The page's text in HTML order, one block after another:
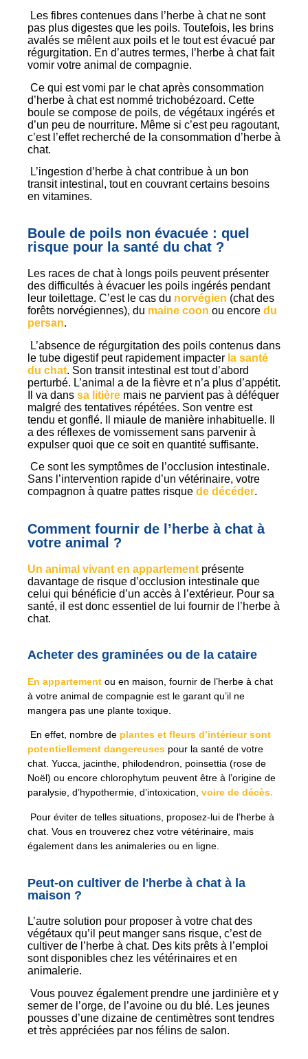
Les fibres contenues dans l’herbe à chat ne sont
pas plus digestes que les poils. Toutefois, les brins
avalés se mêlent aux poils et le tout est évacué par
régurgitation. En d’autres termes, l’herbe à chat fait
vomir votre animal de compagnie.
Ce qui est vomi par le chat après consommation
d’herbe à chat est nommé trichobézoard. Cette
boule se compose de poils, de végétaux ingérés et
d’un peu de nourriture. Même si c’est peu ragoutant,
c’est l’effet recherché de la consommation d’herbe à
chat.
L’ingestion d’herbe à chat contribue à un bon
transit intestinal, tout en couvrant certains besoins
en vitamines.
Boule de poils non évacuée : quel
risque pour la santé du chat ?
Les races de chat à longs poils peuvent présenter
des difficultés à évacuer les poils ingérés pendant
leur toilettage. C’est le cas du norvégien (chat des
forêts norvégiennes), du maine coon ou encore du
persan.
L’absence de régurgitation des poils contenus dans
le tube digestif peut rapidement impacter la santé
du chat. Son transit intestinal est tout d’abord
perturbé. L’animal a de la fièvre et n’a plus d’appétit.
Il va dans sa litière mais ne parvient pas à déféquer
malgré des tentatives répétées. Son ventre est
tendu et gonflé. Il miaule de manière inhabituelle. Il
a des réflexes de vomissement sans parvenir à
expulser quoi que ce soit en quantité suffisante.
Ce sont les symptômes de l’occlusion intestinale.
Sans l’intervention rapide d’un vétérinaire, votre
compagnon à quatre pattes risque de décéder.
Comment fournir de l’herbe à chat à
votre animal ?
Un animal vivant en appartement présente
davantage de risque d’occlusion intestinale que
celui qui bénéficie d’un accès à l’extérieur. Pour sa
santé, il est donc essentiel de lui fournir de l’herbe à
chat.
Acheter des graminées ou de la cataire
En appartement ou en maison, fournir de l’herbe à chat
à votre animal de compagnie est le garant qu’il ne
mangera pas une plante toxique.
En effet, nombre de plantes et fleurs d’intérieur sont
potentiellement dangereuses pour la santé de votre
chat. Yucca, jacinthe, philodendron, poinsettia (rose de
Noël) ou encore chlorophytum peuvent être à l’origine de
paralysie, d’hypothermie, d’intoxication, voire de décès.
Pour éviter de telles situations, proposez-lui de l’herbe à
chat. Vous en trouverez chez votre vétérinaire, mais
également dans les animaleries ou en ligne.
Peut-on cultiver de l'herbe à chat à la
maison ?
L’autre solution pour proposer à votre chat des
végétaux qu’il peut manger sans risque, c’est de
cultiver de l’herbe à chat. Des kits prêts à l’emploi
sont disponibles chez les vétérinaires et en
animalerie.
Vous pouvez également prendre une jardinière et y
semer de l’orge, de l’avoine ou du blé. Les jeunes
pousses d’une dizaine de centimètres sont tendres
et très appréciées par nos félins de salon.